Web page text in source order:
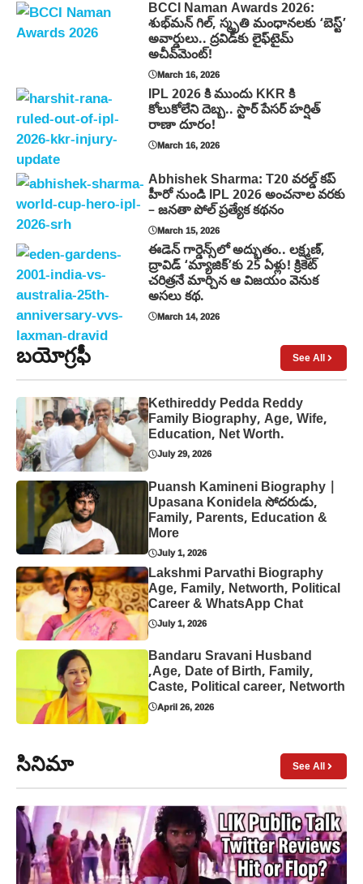
BCCI Naman Awards 2026:
శుభ్‌మన్ గిల్, స్మృతి మంధానలకు ‘బెస్ట్’
అవార్డులు.. ద్రవిడ్‌కు లైఫ్‌టైమ్
అచీవ్‌మెంట్!
March 16, 2026
IPL 2026 కి ముందు KKR కి
కోలుకోలేని దెబ్బ.. స్టార్ పేసర్ హర్షిత్
రాణా దూరం!
March 16, 2026
Abhishek Sharma: T20 వరల్డ్ కప్
హీరో నుండి IPL 2026 అంచనాల వరకు
– జనతా పోల్ ప్రత్యేక కథనం
March 15, 2026
ఈడెన్ గార్డెన్స్‌లో అద్భుతం.. లక్ష్మణ్,
ద్రావిడ్ ‘మ్యాజిక్’కు 25 ఏళ్లు! క్రికెట్
చరిత్రనే మార్చిన ఆ విజయం వెనుక
అసలు కథ.
March 14, 2026
బయోగ్రఫీ See All
Kethireddy Pedda Reddy
Family Biography, Age, Wife,
Education, Net Worth.
July 29, 2026
Puansh Kamineni Biography |
Upasana Konidela సోదరుడు,
Family, Parents, Education &
More
July 1, 2026
Lakshmi Parvathi Biography
Age, Family, Networth, Political
Career & WhatsApp Chat
July 1, 2026
Bandaru Sravani Husband
,Age, Date of Birth, Family,
Caste, Political career, Networth
April 26, 2026
సినిమా See All